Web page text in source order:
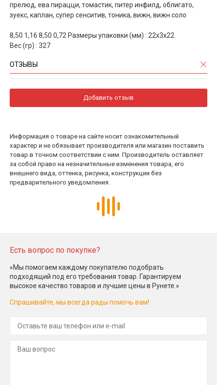
прелюд, ева пирацци, томастик, питер инфилд, облигато,
зуекс, каплан, супер сенситив, тоника, вижн, вижн соло
8,50 1,16 8,50 0,72 Размеры упаковки (мм) : 22х3х22
Вес (гр) : 327
ОТЗЫВЫ
Добавить отзыв
Информация о товаре на сайте носит ознакомительный
характер и не обязывает производителя или магазин поставить
товар в точном соответствии с ним. Производитель оставляет
за собой право на незначительные изменения товара, его
внешнего вида, оттенка, рисунка, конструкции без
предварительного уведомления.
Есть вопрос по покупке?
«Мы помогаем каждому покупателю подобрать
подходящий под его требования товар. Гарантируем
высокое качество товаров и лучшие цены в Рунете.»
Спрашивайте, мы всегда рады помочь вам!